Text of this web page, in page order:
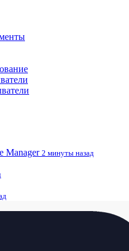
Manager 2 минуты назад